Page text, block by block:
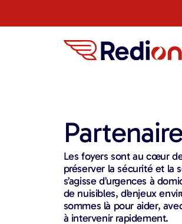
Les foyers sont au cœur
préserver la sécurité et la
s’agisse d’urgences à
de nuisibles, d’enjeux
sommes là pour aider,
à intervenir rapidement.